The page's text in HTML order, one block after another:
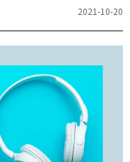
2021-10-20